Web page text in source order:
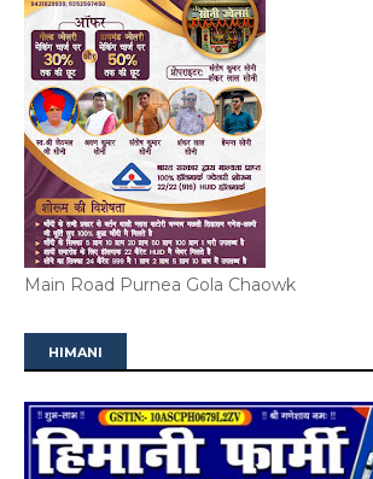
Main Road Purnea Gola Chaowk
HIMANI